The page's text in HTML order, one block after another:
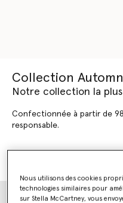
Collection
Notre collection la
Confectionnée à partir de
responsable.
Nous utilisons des cookies
technologies similaires pour
sur Stella McCartney, vous